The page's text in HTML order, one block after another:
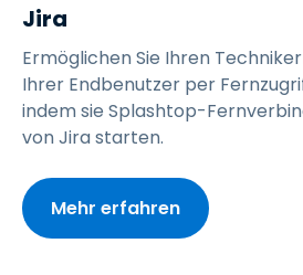
Jira
Ermöglichen Sie Ihren
Ihrer Endbenutzer per
indem sie Splashtop-
von Jira starten.
Mehr erfahren